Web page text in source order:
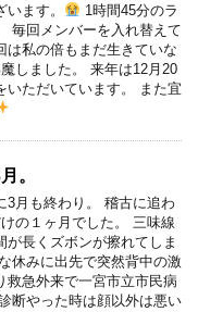
ます。
1時間45分のラ
毎回メンバーを入れ替えて
は私の倍もまだ生きていな
しました。 来年は12月20
いただいています。 また宜
。
3月も終わり。 稽古に追わ
の１ヶ月でした。 三味線
が長くズボンが擦れてしま
休みに出先で突然背中の激
救急外来で一宮市立市民病
断やった時は顔以外は悪い